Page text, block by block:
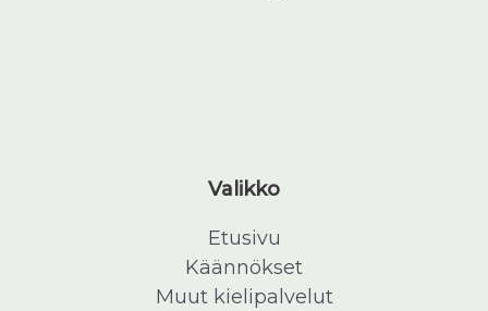
Valikko
Etusivu
Käännökset
Muut kielipalvelut